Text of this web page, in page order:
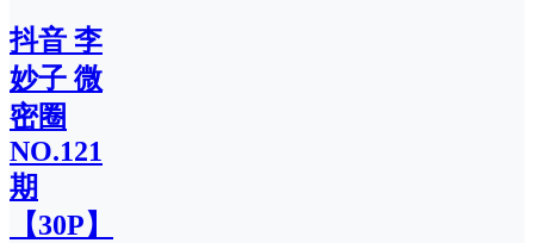
抖音 李
妙子 微
密圈
NO.121
期
【30P】